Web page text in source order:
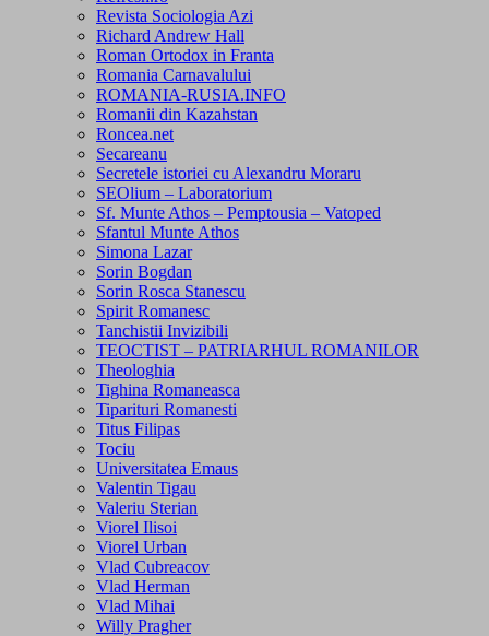
Revista Sociologia Azi
Richard Andrew Hall
Roman Ortodox in Franta
Romania Carnavalului
ROMANIA-RUSIA.INFO
Romanii din Kazahstan
Roncea.net
Secareanu
Secretele istoriei cu Alexandru Moraru
SEOlium – Laboratorium
Sf. Munte Athos – Pemptousia – Vatoped
Sfantul Munte Athos
Simona Lazar
Sorin Bogdan
Sorin Rosca Stanescu
Spirit Romanesc
Tanchistii Invizibili
TEOCTIST – PATRIARHUL ROMANILOR
Theologhia
Tighina Romaneasca
Tiparituri Romanesti
Titus Filipas
Tociu
Universitatea Emaus
Valentin Tigau
Valeriu Sterian
Viorel Ilisoi
Viorel Urban
Vlad Cubreacov
Vlad Herman
Vlad Mihai
Willy Pragher